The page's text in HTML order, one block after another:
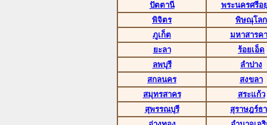
ปัตตานี
พระนครศรีอ
พิจิตร
พิษณุโลก
ภูเก็ต
มหาสารค
ยะลา
ร้อยเอ็ด
ลพบุรี
ลำปาง
สกลนคร
สงขลา
สมุทรสาคร
สระแก้ว
สุพรรณบุรี
สุราษฎร์ธ